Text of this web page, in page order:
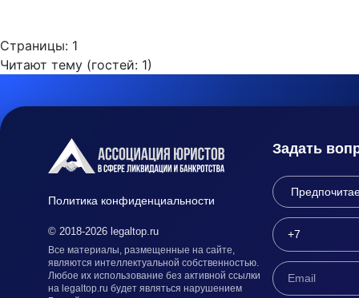
Страницы: 1
Читают тему (гостей: 1)
Политика конфиденциальности
© 2018-2026 legaltop.ru
Все материалы, размещенные на сайте,
являются интеллектуальной собственностью.
Любое их использование без активной ссылки
на legaltop.ru будет являться нарушением
Задать